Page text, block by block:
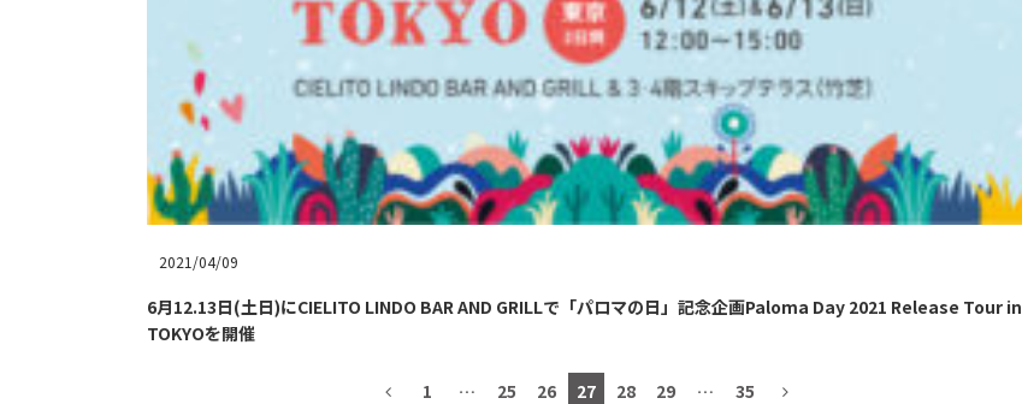
2021/04/09
6月12.13日(土日)にCIELITO LINDO BAR AND GRILLで「パロマの日」記念企画Paloma Day 2021 Release Tour in
TOKYOを開催
1 … 25 26 27 28 29 … 35